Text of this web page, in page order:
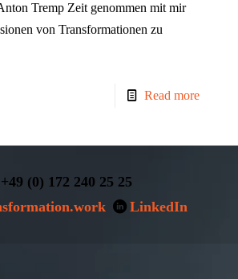
Tremp Zeit genommen mit mir
von Transformationen zu
Read more
+49 (0) 172 240 25 25
LinkedIn